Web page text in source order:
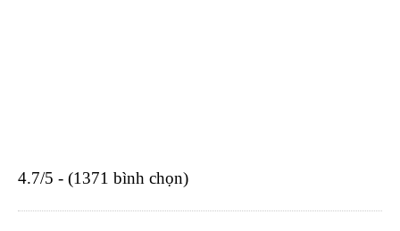
4.7/5 - (1371 bình chọn)